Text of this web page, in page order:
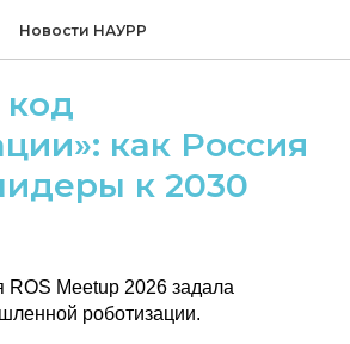
Новости НАУРР
как Россия
к 2030
ROS Meetup 2026 задала
роботизации.